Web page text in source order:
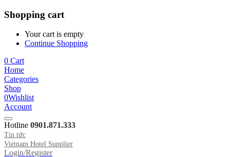
Shopping cart
Your cart is empty
Continue Shopping
0 Cart
Home
Categories
Shop
0Wishlist
Account
Hotline 0901.871.333
Tin tức
Vietnam Hotel Supplier
Login/Register